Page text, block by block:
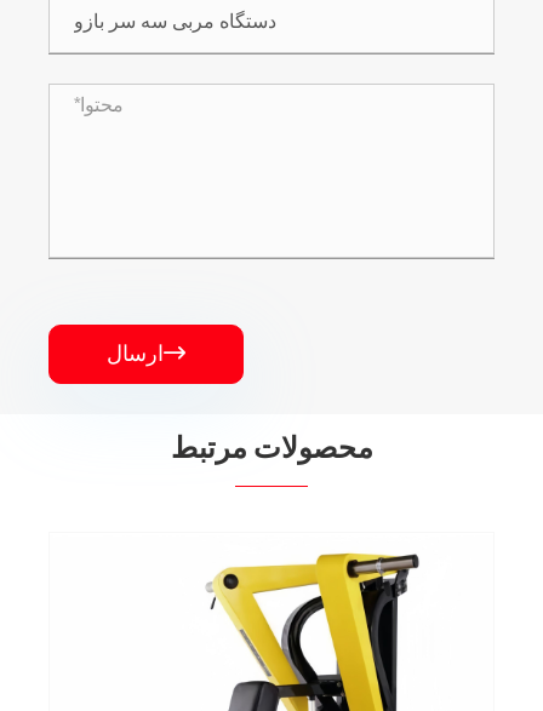
ارسال
محصولات مرتبط